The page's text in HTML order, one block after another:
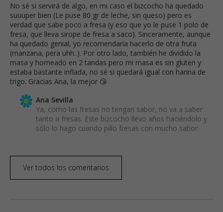
No sé si servirá de algo, en mi caso el bizcocho ha quedado
suuuper bien (Le puse 80 gr de leche, sin queso) pero es
verdad que sabe poco a fresa (y eso que yo le puse 1 polo de
fresa, que lleva sirope de fresa a saco). Sinceramente, aunque
ha quedado genial, yo recomendaría hacerlo de otra fruta
(manzana, pera uhh..). Por otro lado, también he dividido la
masa y horneado en 2 tandas pero mi masa es sin gluten y
estaba bastante inflada, no sé si quedará igual con harina de
trigo. Gracias Ana, la mejor 😘
Ana Sevilla
Ya, como las fresas no tengan sabor, no va a saber
tanto a fresas. Este bizcocho llevo años haciéndolo y
sólo lo hago cuando pillo fresas con mucho sabor.
Ver todos los comentarios